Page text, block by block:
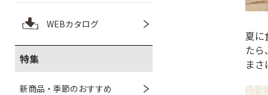
WEBカタログ
特集
新商品・季節のおすすめ
夏に
た
ま